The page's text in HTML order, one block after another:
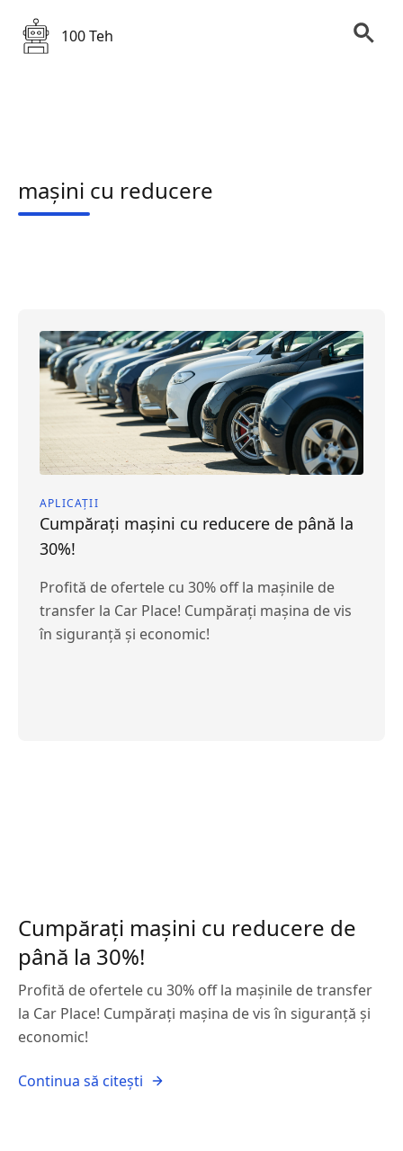
100 Teh
mașini cu reducere
APLICAȚII
Cumpărați mașini cu reducere de până la
30%!
Profită de ofertele cu 30% off la mașinile de
transfer la Car Place! Cumpărați mașina de vis
în siguranță și economic!
Cumpărați mașini cu reducere de
până la 30%!
Profită de ofertele cu 30% off la mașinile de transfer
la Car Place! Cumpărați mașina de vis în siguranță și
economic!
Continua să citești